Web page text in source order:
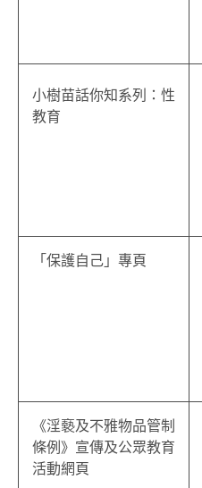
小樹苗話你知系列：性
教育
「保護自己」專頁
《淫褻及不雅物品管制
條例》宣傳及公眾教育
活動網頁